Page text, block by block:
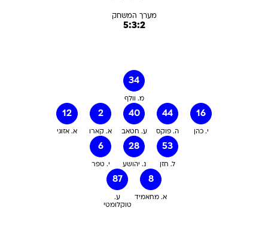
מערך המשחק
5:3:2
34
מ. וולף
12
א. אזוגי
2
א. קארו
40
ע. חטאב
44
ה. פוקס
16
י. כהן
6
י. טפר
28
נ. יהושע
53
ל. חזן
87
ע.
טוקלומטי
8
א. מחאמיד